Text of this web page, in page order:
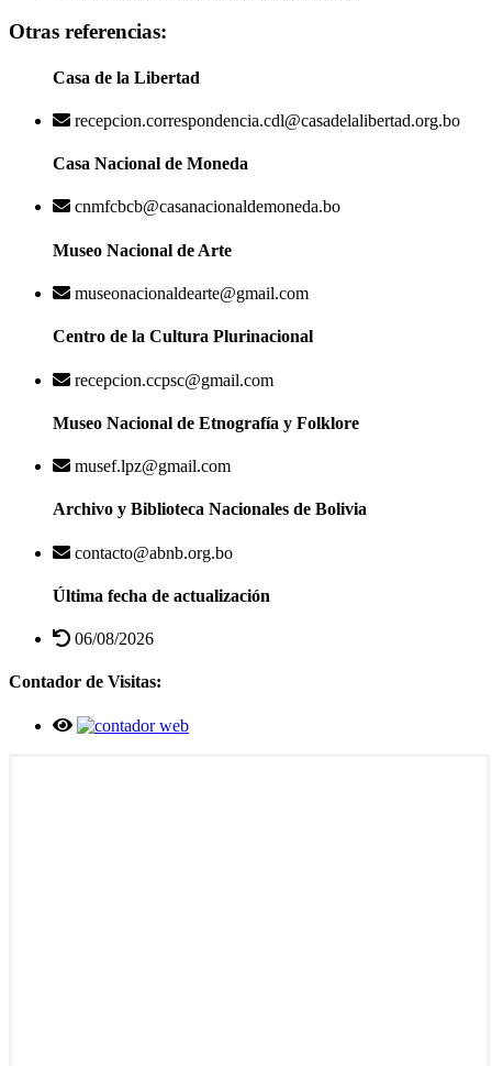
Otras referencias:
Casa de la Libertad
recepcion.correspondencia.cdl@casadelalibertad.org.bo
Casa Nacional de Moneda
cnmfcbcb@casanacionaldemoneda.bo
Museo Nacional de Arte
museonacionaldearte@gmail.com
Centro de la Cultura Plurinacional
recepcion.ccpsc@gmail.com
Museo Nacional de Etnografía y Folklore
musef.lpz@gmail.com
Archivo y Biblioteca Nacionales de Bolivia
contacto@abnb.org.bo
Última fecha de actualización
06/08/2026
Contador de Visitas: